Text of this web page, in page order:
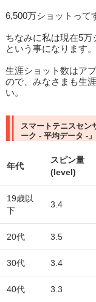
6,500万ショットって
ちなみに私は現在5万
という事になります。
生涯ショット数はア
ので、みなさまも生
い。
スマートテニスセン
ーク - 平均データ -」
年代
スピン量
(level)
19歳以
下
3.4
20代 3.5
30代 3.4
40代 3.3